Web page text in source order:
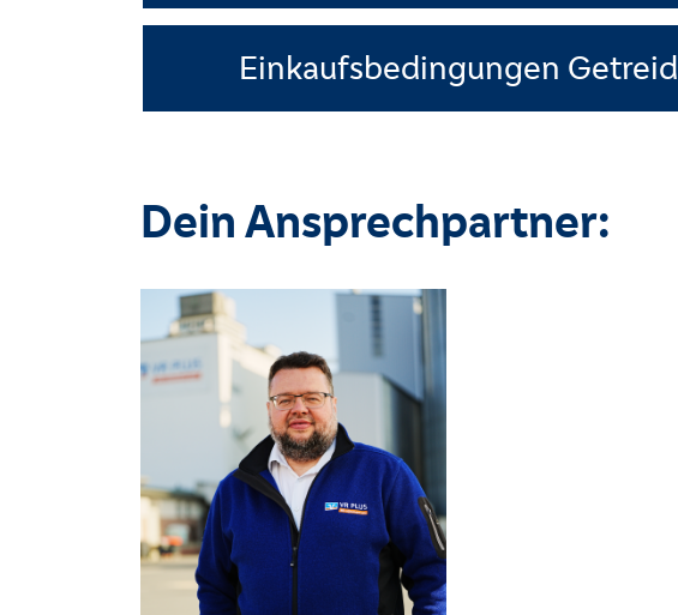
Einkaufsbedingungen
Dein Ansprechpartner: